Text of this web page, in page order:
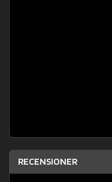
RECENSIONER